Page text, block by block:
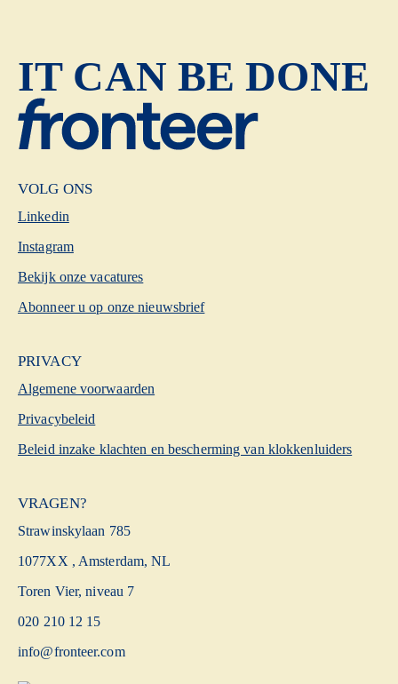
IT CAN BE DONE
VOLG ONS
Linkedin
Instagram
Bekijk onze vacatures
Abonneer u op onze nieuwsbrief
PRIVACY
Algemene voorwaarden
Privacybeleid
Beleid inzake klachten en bescherming van klokkenluiders
VRAGEN?
Strawinskylaan 785
1077XX , Amsterdam, NL
Toren Vier, niveau 7
020 210 12 15
info@fronteer.com